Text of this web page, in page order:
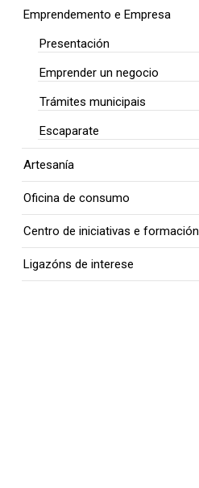
Emprendemento e Empresa
Presentación
Emprender un negocio
Trámites municipais
Escaparate
Artesanía
Oficina de consumo
Centro de iniciativas e formación
Ligazóns de interese